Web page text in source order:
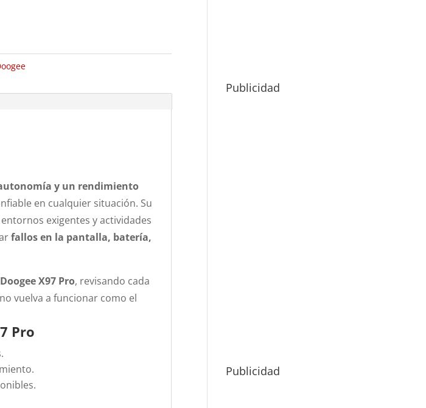
y un rendimiento
en cualquier situación. Su
exigentes y actividades
fallos en la pantalla, batería,
X97 Pro, revisando cada
vuelva a funcionar como el
Pro
Publicidad
Publicidad